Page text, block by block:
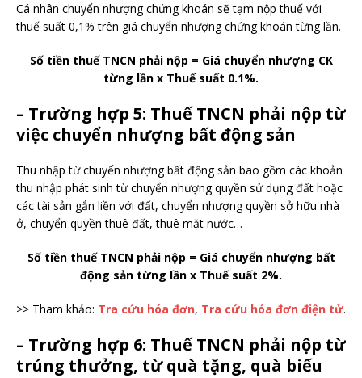
Cá nhân chuyển nhượng chứng khoán sẽ tạm nộp thuế với
thuế suất 0,1% trên giá chuyển nhượng chứng khoán từng lần.
Số tiền thuế TNCN phải nộp = Giá chuyển nhượng CK
từng lần x Thuế suất 0.1%.
– Trường hợp 5: Thuế TNCN phải nộp từ
việc chuyển nhượng bất động sản
Thu nhập từ chuyển nhượng bất động sản bao gồm các khoản
thu nhập phát sinh từ chuyển nhượng quyền sử dụng đất hoặc
các tài sản gắn liền với đất, chuyển nhượng quyền sở hữu nhà
ở, chuyển quyền thuê đất, thuê mặt nước…
Số tiền thuế TNCN phải nộp = Giá chuyển nhượng bất
động sản từng lần x Thuế suất 2%.
>> Tham khảo: Tra cứu hóa đơn, Tra cứu hóa đơn điện tử.
– Trường hợp 6: Thuế TNCN phải nộp từ
trúng thưởng, từ quà tặng, quà biếu